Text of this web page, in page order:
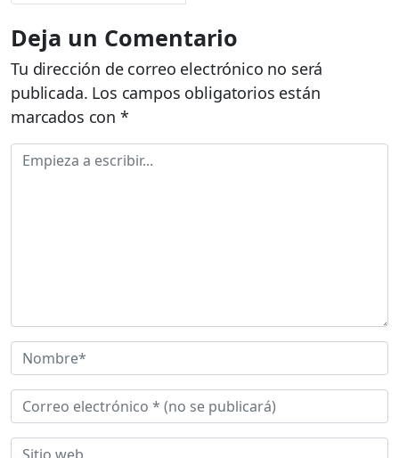
Deja un Comentario
Tu dirección de correo electrónico no será
publicada. Los campos obligatorios están
marcados con *